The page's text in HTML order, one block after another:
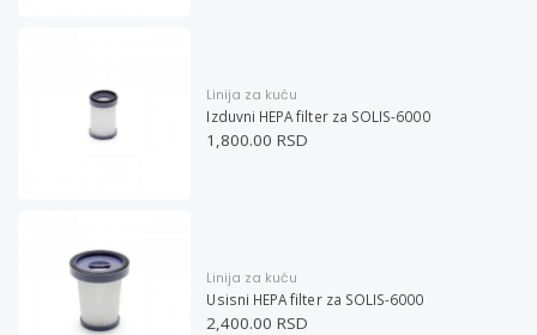
Linija za kuću
Izduvni HEPA filter za SOLIS-6000
1,800.00 RSD
Linija za kuću
Usisni HEPA filter za SOLIS-6000
2,400.00 RSD